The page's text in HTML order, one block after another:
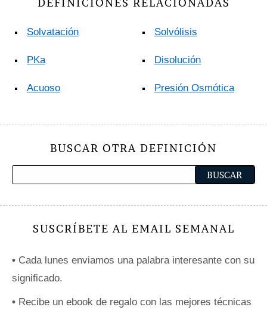
Solvatación
PKa
Acuoso
Solvólisis
Disolución
Presión Osmótica
BUSCAR OTRA DEFINICIÓN
SUSCRÍBETE AL EMAIL SEMANAL
• Cada lunes enviamos una palabra interesante con su
significado.
• Recibe un ebook de regalo con las mejores técnicas